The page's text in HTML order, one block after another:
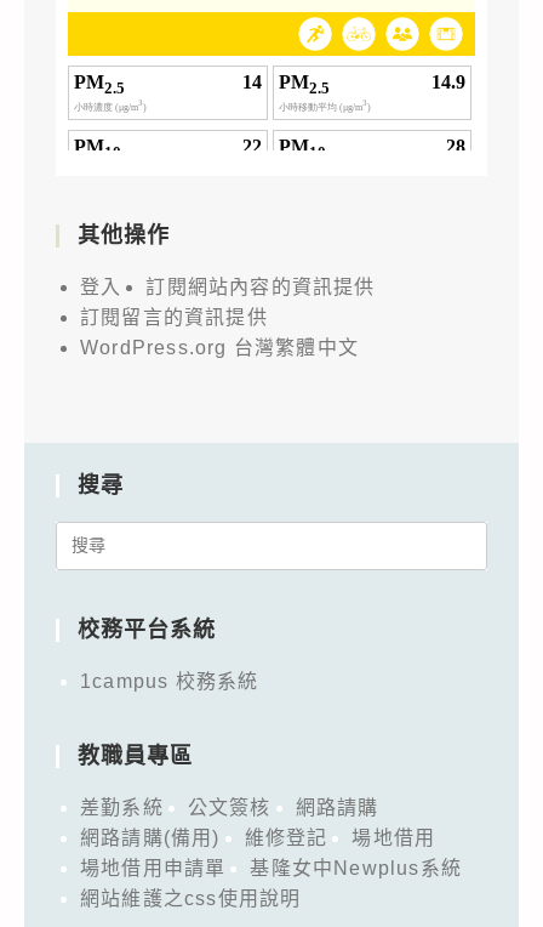
其他操作
登入
訂閱網站內容的資訊提供
訂閱留言的資訊提供
WordPress.org 台灣繁體中文
搜尋
Search
校務平台系統
1campus 校務系統
教職員專區
差勤系統 公文簽核
網路請購
網路請購(備用)
維修登記
場地借用
場地借用申請單
基隆女中Newplus系統
網站維護之css使用說明